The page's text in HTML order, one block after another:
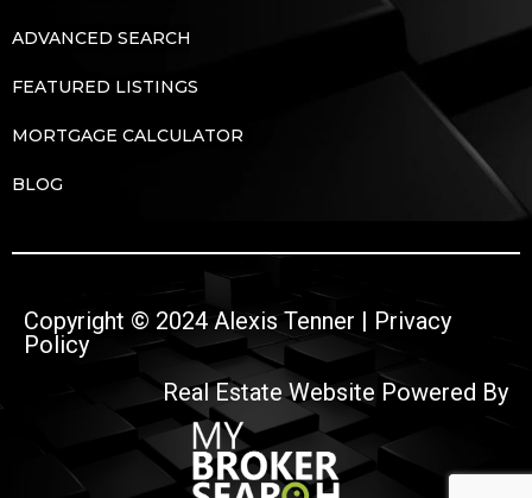
ADVANCED SEARCH
FEATURED LISTINGS
MORTGAGE CALCULATOR
BLOG
Copyright © 2024 Alexis Tenner | Privacy
Policy
Real Estate Website Powered By